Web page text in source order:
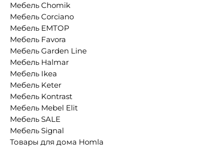
Мебель Chomik
Мебель Corciano
Мебель EMTOP
Мебель Favora
Мебель Garden Line
Мебель Halmar
Мебель Ikea
Мебель Keter
Мебель Kontrast
Мебель Mebel Elit
Мебель SALE
Мебель Signal
Товары для дома Homla